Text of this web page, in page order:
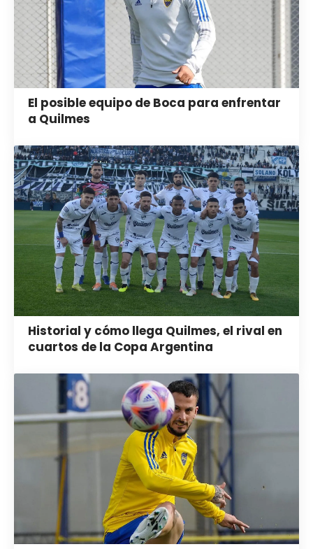
El posible equipo de Boca para enfrentar
a Quilmes
Historial y cómo llega Quilmes, el rival en
cuartos de la Copa Argentina